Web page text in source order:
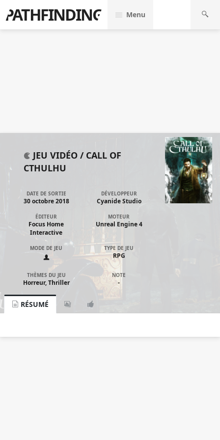
PATHFINDING Menu
JEU VIDÉO / CALL OF
CTHULHU
DATE DE SORTIE
30 octobre 2018
DÉVELOPPEUR
Cyanide Studio
ÉDITEUR
Focus Home
Interactive
MOTEUR
Unreal Engine 4
MODE DE JEU TYPE DE JEU
RPG
THÈMES DU JEU
Horreur, Thriller
NOTE
-
RÉSUMÉ